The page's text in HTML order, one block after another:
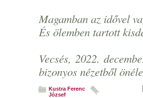
Magamban az idővel
És ölemben tartott
Vecsés, 2022.
bizonyos nézetből
Kustra Ferenc
József